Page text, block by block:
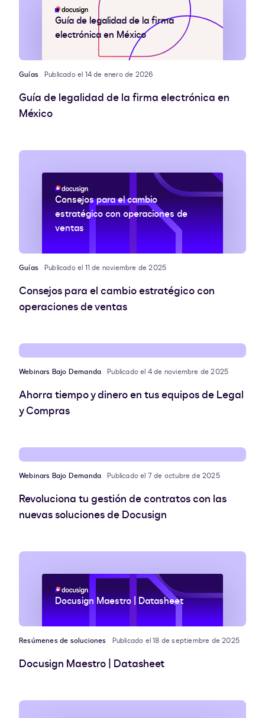
Guía de legalidad de la firma
electrónica en México
Guías Publicado el 14 de enero de 2026
Guía de legalidad de la firma electrónica en
México
Consejos para el cambio
estratégico con operaciones de
ventas
Guías Publicado el 11 de noviembre de 2025
Consejos para el cambio estratégico con
operaciones de ventas
Webinars Bajo Demanda Publicado el 4 de noviembre de 2025
Ahorra tiempo y dinero en tus equipos de Legal
y Compras
Webinars Bajo Demanda Publicado el 7 de octubre de 2025
Revoluciona tu gestión de contratos con las
nuevas soluciones de Docusign
Docusign Maestro | Datasheet
Resúmenes de soluciones Publicado el 18 de septiembre de 2025
Docusign Maestro | Datasheet